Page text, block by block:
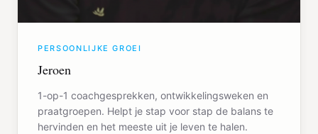
PERSOONLIJKE GROEI
Jeroen
1-op-1 coachgesprekken, ontwikkelingsweken en
praatgroepen. Helpt je stap voor stap de balans te
hervinden en het meeste uit je leven te halen.